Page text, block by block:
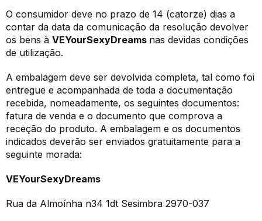
O consumidor deve no prazo de 14 (catorze) dias a
contar da data da comunicação da resolução devolver
os bens à VEYourSexyDreams nas devidas condições
de utilização.
A embalagem deve ser devolvida completa, tal como foi
entregue e acompanhada de toda a documentação
recebida, nomeadamente, os seguintes documentos:
fatura de venda e o documento que comprova a
receção do produto. A embalagem e os documentos
indicados deverão ser enviados gratuitamente para a
seguinte morada:
VEYourSexyDreams
Rua da Almoínha n34 1dt Sesimbra 2970-037